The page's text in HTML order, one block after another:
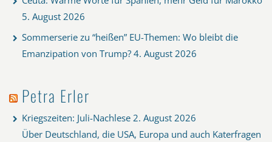
5. August 2026
Sommerserie zu “heißen” EU-Themen: Wo bleibt die
Emanzipation von Trump? 4. August 2026
Petra Erler
Kriegszeiten: Juli-Nachlese 2. August 2026
Über Deutschland, die USA, Europa und auch Katerfragen